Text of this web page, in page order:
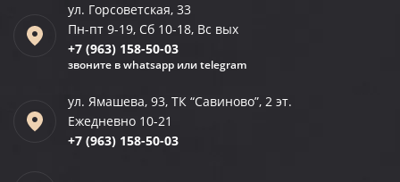
ул. Горсоветская, 33
Пн-пт 9-19, Сб 10-18, Вс вых
+7 (963) 158-50-03
звоните в whatsapp или telegram
ул. Ямашева, 93, ТК “Савиново”, 2 эт.
Ежедневно 10-21
+7 (963) 158-50-03